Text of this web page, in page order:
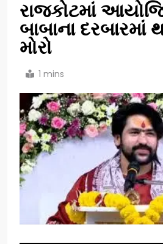
રાજકોટમાં
બાબાના દરબારમાં
મોરો
1 mins